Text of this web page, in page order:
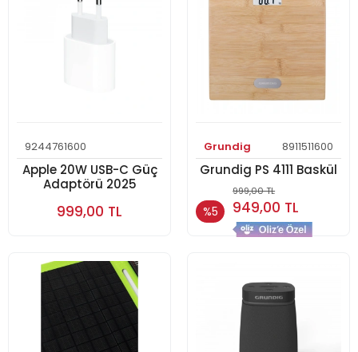
9244761600
Apple 20W USB-C Güç
Adaptörü 2025
999,00 TL
Grundig 8911511600
Grundig PS 4111 Baskül
%5
999,00 TL
949,00 TL